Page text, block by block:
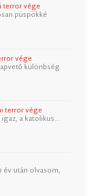
terror vége
püspökké
vége
különbség
terror vége
a katolikus…
év után olvasom,